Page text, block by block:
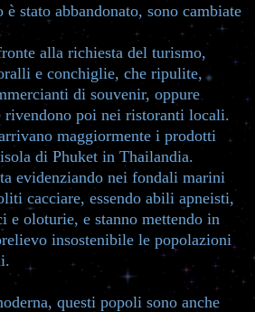
stato abbandonato, sono cambiate
alla richiesta del turismo,
e conchiglie, che ripulite,
di souvenir, oppure
rivendono poi nei ristoranti locali.
maggiormente i prodotti
di Phuket in Thailandia.
evidenziando nei fondali marini
cacciare, essendo abili apneisti,
e oloturie, e stanno mettendo in
insostenibile le popolazioni
questi popoli sono anche